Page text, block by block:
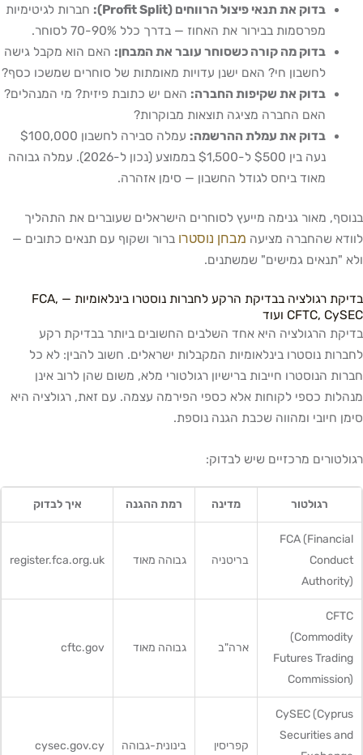
בדוק את תנאי פיצול הרווחים (Profit Split):
חברות לגיטימיות
מפרסמות בבירור את האחוז — בדרך כלל 70-90% לסוחר.
בדוק מה קורה כשסוחר עובר את המבחן: האם הוא מקבל גישה
לחשבון חי? האם ישנן עדויות מאומתות של סוחרים שמשכו כסף?
בדוק את שקיפות החברה: האם יש כתובת פיזית? מי המנהלים?
האם החברה מציגה תוצאות מבוקרות?
בדוק את עמלת ההרשמה:
עמלה סבירה לחשבון $100,000
נעה בין $500 ל-$1,500 בממוצע (נכון ל-2026). עמלה גבוהה
מאוד ביחס לגודל החשבון — סימן אזהרה.
בנוסף, מאור גנימה מייעץ לסוחרים הישראלים שעוברים את התהליך
לוודא שהחברה מציעה מבחן נוסטרו ברור ושקוף עם תנאים כתובים —
ולא "תנאים גמישים" שמשתנים.
בדיקת רגולציה בבדיקת הרקע לחברות נוסטרו בינלאומיות — FCA,
CFTC, CySEC ועוד
בדיקת הרגולציה היא אחד השלבים החשובים ביותר בבדיקת רקע
לחברות נוסטרו בינלאומיות המקבלות ישראלים. חשוב להבין: לא כל
חברות הנוסטרו חייבות ברישיון רגולטורי מלא, משום שהן לרוב אינן
מנהלות כספי לקוחות אלא כספי הפירמה עצמה. עם זאת, רגולציה היא
סימן חיובי ומהווה שכבת הגנה נוספת.
רגולטורים מרכזיים שיש לבדוק:
רגולטור מדינה רמת ההגנה איך לבדוק
FCA (Financial
Conduct
Authority)
בריטניה גבוהה מאוד register.fca.org.uk
CFTC
(Commodity
Futures Trading
Commission)
ארה"ב גבוהה מאוד cftc.gov
CySEC (Cyprus
Securities and
קפריסין בינונית-גבוהה cysec.gov.cy